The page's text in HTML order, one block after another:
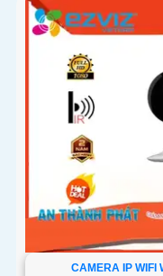
CAMERA IP WIFI